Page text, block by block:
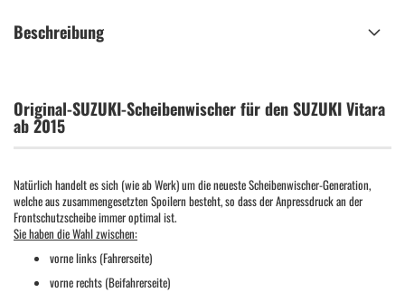
Beschreibung
Original-SUZUKI-Scheibenwischer für den SUZUKI Vitara
ab 2015
Natürlich handelt es sich (wie ab Werk) um die neueste Scheibenwischer-Generation,
welche aus zusammengesetzten Spoilern besteht, so dass der Anpressdruck an der
Frontschutzscheibe immer optimal ist.
Sie haben die Wahl zwischen:
vorne links (Fahrerseite)
vorne rechts (Beifahrerseite)